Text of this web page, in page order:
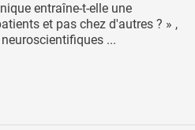
entraîne-t-elle une
et pas chez d'autres ? » ,
...